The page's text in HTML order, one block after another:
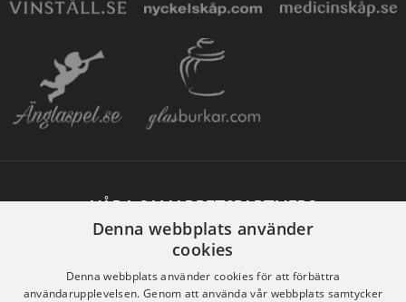
VÅRA SAMARBETSPARTNERS
Denna webbplats använder
cookies
Denna webbplats använder cookies för att förbättra
användarupplevelsen. Genom att använda vår webbplats samtycker